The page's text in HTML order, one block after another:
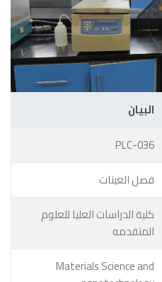
البيان
PLC-036
فصل العينات
كلية الدراسات العليا للعلوم
المتقدمه
Materials Science and